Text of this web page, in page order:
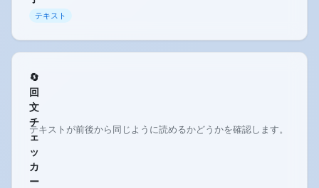
テキスト
🔄
回
文
チ
ェ
ッ
カ
ー
テキストが前後から同じように読めるかどうかを確認します。